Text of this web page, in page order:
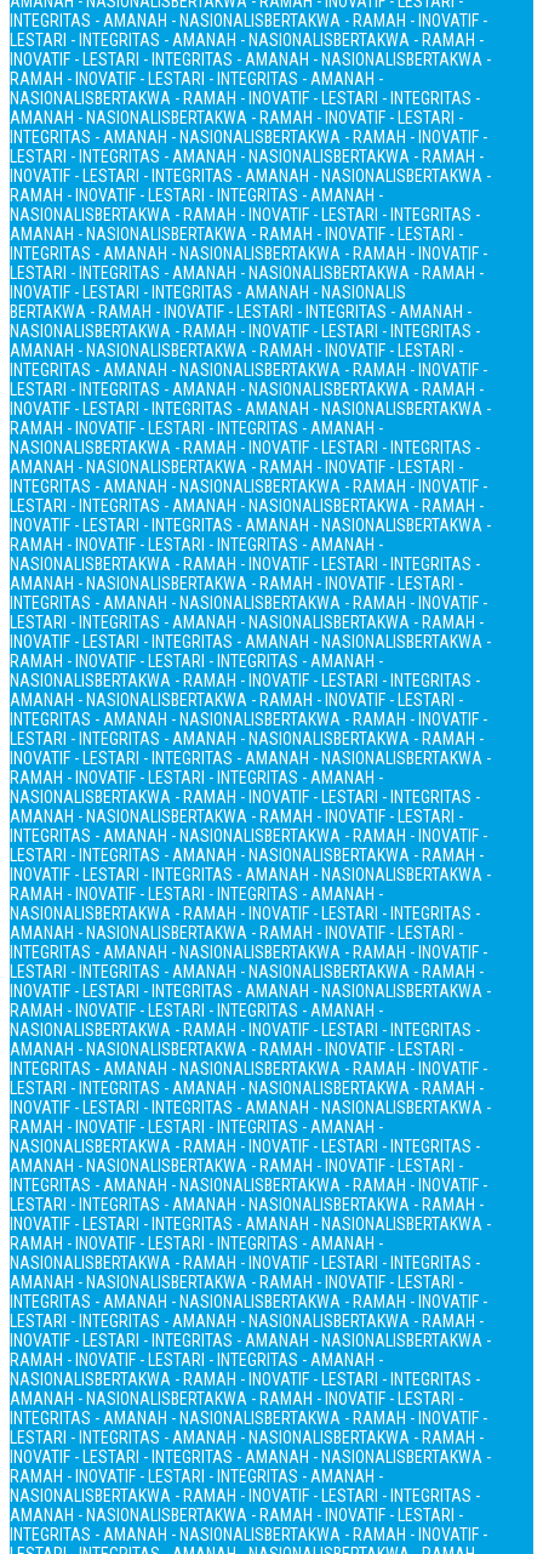
INTEGRITAS - AMANAH - NASIONALISBERTAKWA - RAMAH - INOVATIF -
LESTARI - INTEGRITAS - AMANAH - NASIONALISBERTAKWA - RAMAH -
INOVATIF - LESTARI - INTEGRITAS - AMANAH - NASIONALISBERTAKWA -
RAMAH - INOVATIF - LESTARI - INTEGRITAS - AMANAH -
NASIONALISBERTAKWA - RAMAH - INOVATIF - LESTARI - INTEGRITAS -
AMANAH - NASIONALISBERTAKWA - RAMAH - INOVATIF - LESTARI -
INTEGRITAS - AMANAH - NASIONALISBERTAKWA - RAMAH - INOVATIF -
LESTARI - INTEGRITAS - AMANAH - NASIONALISBERTAKWA - RAMAH -
INOVATIF - LESTARI - INTEGRITAS - AMANAH - NASIONALISBERTAKWA -
RAMAH - INOVATIF - LESTARI - INTEGRITAS - AMANAH -
NASIONALISBERTAKWA - RAMAH - INOVATIF - LESTARI - INTEGRITAS -
AMANAH - NASIONALISBERTAKWA - RAMAH - INOVATIF - LESTARI -
INTEGRITAS - AMANAH - NASIONALISBERTAKWA - RAMAH - INOVATIF -
LESTARI - INTEGRITAS - AMANAH - NASIONALISBERTAKWA - RAMAH -
INOVATIF - LESTARI - INTEGRITAS - AMANAH - NASIONALIS
BERTAKWA - RAMAH - INOVATIF - LESTARI - INTEGRITAS - AMANAH -
NASIONALISBERTAKWA - RAMAH - INOVATIF - LESTARI - INTEGRITAS -
AMANAH - NASIONALISBERTAKWA - RAMAH - INOVATIF - LESTARI -
INTEGRITAS - AMANAH - NASIONALISBERTAKWA - RAMAH - INOVATIF -
LESTARI - INTEGRITAS - AMANAH - NASIONALISBERTAKWA - RAMAH -
INOVATIF - LESTARI - INTEGRITAS - AMANAH - NASIONALISBERTAKWA -
RAMAH - INOVATIF - LESTARI - INTEGRITAS - AMANAH -
NASIONALISBERTAKWA - RAMAH - INOVATIF - LESTARI - INTEGRITAS -
AMANAH - NASIONALISBERTAKWA - RAMAH - INOVATIF - LESTARI -
INTEGRITAS - AMANAH - NASIONALISBERTAKWA - RAMAH - INOVATIF -
LESTARI - INTEGRITAS - AMANAH - NASIONALISBERTAKWA - RAMAH -
INOVATIF - LESTARI - INTEGRITAS - AMANAH - NASIONALISBERTAKWA -
RAMAH - INOVATIF - LESTARI - INTEGRITAS - AMANAH -
NASIONALISBERTAKWA - RAMAH - INOVATIF - LESTARI - INTEGRITAS -
AMANAH - NASIONALISBERTAKWA - RAMAH - INOVATIF - LESTARI -
INTEGRITAS - AMANAH - NASIONALISBERTAKWA - RAMAH - INOVATIF -
LESTARI - INTEGRITAS - AMANAH - NASIONALISBERTAKWA - RAMAH -
INOVATIF - LESTARI - INTEGRITAS - AMANAH - NASIONALISBERTAKWA -
RAMAH - INOVATIF - LESTARI - INTEGRITAS - AMANAH -
NASIONALISBERTAKWA - RAMAH - INOVATIF - LESTARI - INTEGRITAS -
AMANAH - NASIONALISBERTAKWA - RAMAH - INOVATIF - LESTARI -
INTEGRITAS - AMANAH - NASIONALISBERTAKWA - RAMAH - INOVATIF -
LESTARI - INTEGRITAS - AMANAH - NASIONALISBERTAKWA - RAMAH -
INOVATIF - LESTARI - INTEGRITAS - AMANAH - NASIONALISBERTAKWA -
RAMAH - INOVATIF - LESTARI - INTEGRITAS - AMANAH -
NASIONALISBERTAKWA - RAMAH - INOVATIF - LESTARI - INTEGRITAS -
AMANAH - NASIONALISBERTAKWA - RAMAH - INOVATIF - LESTARI -
INTEGRITAS - AMANAH - NASIONALISBERTAKWA - RAMAH - INOVATIF -
LESTARI - INTEGRITAS - AMANAH - NASIONALISBERTAKWA - RAMAH -
INOVATIF - LESTARI - INTEGRITAS - AMANAH - NASIONALISBERTAKWA -
RAMAH - INOVATIF - LESTARI - INTEGRITAS - AMANAH -
NASIONALISBERTAKWA - RAMAH - INOVATIF - LESTARI - INTEGRITAS -
AMANAH - NASIONALISBERTAKWA - RAMAH - INOVATIF - LESTARI -
INTEGRITAS - AMANAH - NASIONALISBERTAKWA - RAMAH - INOVATIF -
LESTARI - INTEGRITAS - AMANAH - NASIONALISBERTAKWA - RAMAH -
INOVATIF - LESTARI - INTEGRITAS - AMANAH - NASIONALISBERTAKWA -
RAMAH - INOVATIF - LESTARI - INTEGRITAS - AMANAH -
NASIONALISBERTAKWA - RAMAH - INOVATIF - LESTARI - INTEGRITAS -
AMANAH - NASIONALISBERTAKWA - RAMAH - INOVATIF - LESTARI -
INTEGRITAS - AMANAH - NASIONALISBERTAKWA - RAMAH - INOVATIF -
LESTARI - INTEGRITAS - AMANAH - NASIONALISBERTAKWA - RAMAH -
INOVATIF - LESTARI - INTEGRITAS - AMANAH - NASIONALISBERTAKWA -
RAMAH - INOVATIF - LESTARI - INTEGRITAS - AMANAH -
NASIONALISBERTAKWA - RAMAH - INOVATIF - LESTARI - INTEGRITAS -
AMANAH - NASIONALISBERTAKWA - RAMAH - INOVATIF - LESTARI -
INTEGRITAS - AMANAH - NASIONALISBERTAKWA - RAMAH - INOVATIF -
LESTARI - INTEGRITAS - AMANAH - NASIONALISBERTAKWA - RAMAH -
INOVATIF - LESTARI - INTEGRITAS - AMANAH - NASIONALISBERTAKWA -
RAMAH - INOVATIF - LESTARI - INTEGRITAS - AMANAH -
NASIONALISBERTAKWA - RAMAH - INOVATIF - LESTARI - INTEGRITAS -
AMANAH - NASIONALISBERTAKWA - RAMAH - INOVATIF - LESTARI -
INTEGRITAS - AMANAH - NASIONALISBERTAKWA - RAMAH - INOVATIF -
LESTARI - INTEGRITAS - AMANAH - NASIONALISBERTAKWA - RAMAH -
INOVATIF - LESTARI - INTEGRITAS - AMANAH - NASIONALISBERTAKWA -
RAMAH - INOVATIF - LESTARI - INTEGRITAS - AMANAH -
NASIONALISBERTAKWA - RAMAH - INOVATIF - LESTARI - INTEGRITAS -
AMANAH - NASIONALISBERTAKWA - RAMAH - INOVATIF - LESTARI -
INTEGRITAS - AMANAH - NASIONALISBERTAKWA - RAMAH - INOVATIF -
LESTARI - INTEGRITAS - AMANAH - NASIONALISBERTAKWA - RAMAH -
INOVATIF - LESTARI - INTEGRITAS - AMANAH - NASIONALISBERTAKWA -
RAMAH - INOVATIF - LESTARI - INTEGRITAS - AMANAH -
NASIONALISBERTAKWA - RAMAH - INOVATIF - LESTARI - INTEGRITAS -
AMANAH - NASIONALISBERTAKWA - RAMAH - INOVATIF - LESTARI -
INTEGRITAS - AMANAH - NASIONALISBERTAKWA - RAMAH - INOVATIF -